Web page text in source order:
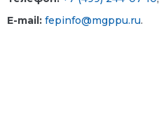
E-mail: fepinfo@mgppu.ru.